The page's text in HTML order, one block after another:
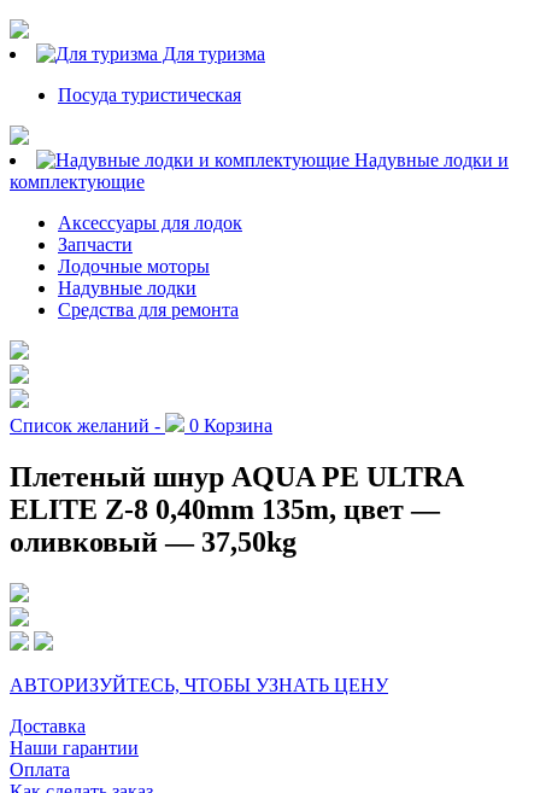
Для туризма
Посуда туристическая
Надувные лодки и
комплектующие
Аксессуары для лодок
Запчасти
Лодочные моторы
Надувные лодки
Средства для ремонта
Список желаний - 0 Корзина
Плетеный шнур AQUA PE ULTRA
ELITE Z-8 0,40mm 135m, цвет —
оливковый — 37,50kg
АВТОРИЗУЙТЕСЬ, ЧТОБЫ УЗНАТЬ ЦЕНУ
Доставка
Наши гарантии
Оплата